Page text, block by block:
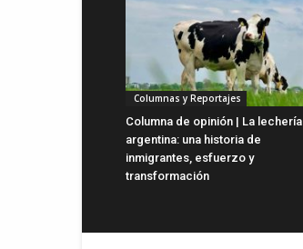
Columnas y Reportajes
Columna de opinión | La lechería
argentina: una historia de
inmigrantes, esfuerzo y
transformación